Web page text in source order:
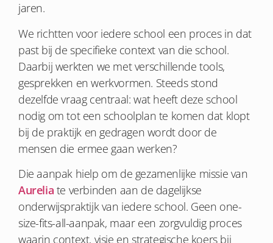
jaren.
We richtten voor iedere school een proces in dat
past bij de specifieke context van die school.
Daarbij werkten we met verschillende tools,
gesprekken en werkvormen. Steeds stond
dezelfde vraag centraal: wat heeft deze school
nodig om tot een schoolplan te komen dat klopt
bij de praktijk en gedragen wordt door de
mensen die ermee gaan werken?
Die aanpak hielp om de gezamenlijke missie van
Aurelia te verbinden aan de dagelijkse
onderwijspraktijk van iedere school. Geen one-
size-fits-all-aanpak, maar een zorgvuldig proces
waarin context, visie en strategische koers bij